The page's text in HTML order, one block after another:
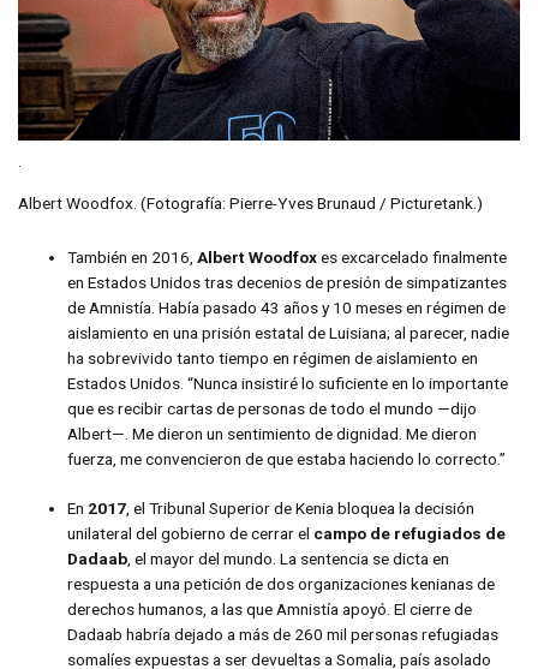
.
Albert Woodfox. (Fotografía: Pierre-Yves Brunaud / Picturetank.)
También en 2016,Albert Woodfoxes excarcelado finalmente
en Estados Unidos tras decenios de presión de simpatizantes
de Amnistía. Había pasado 43 años y 10 meses en régimen de
aislamiento en una prisión estatal de Luisiana; al parecer, nadie
ha sobrevivido tanto tiempo en régimen de aislamiento en
Estados Unidos. “Nunca insistiré lo suficiente en lo importante
que es recibir cartas de personas de todo el mundo —dijo
Albert—. Me dieron un sentimiento de dignidad. Me dieron
fuerza, me convencieron de que estaba haciendo lo correcto.”
En 2017, el Tribunal Superior de Kenia bloquea la decisión
unilateral del gobierno de cerrar el campo de refugiados de
Dadaab, el mayor del mundo. La sentencia se dicta en
respuesta a una petición de dos organizaciones kenianas de
derechos humanos, a las que Amnistía apoyó. El cierre de
Dadaab habría dejado a más de 260 mil personas refugiadas
somalíes expuestas a ser devueltas a Somalia, país asolado